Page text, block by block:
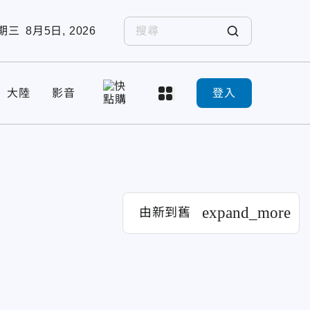
三 8月5日, 2026
大陸 影音 登入
由新到舊 expand_more